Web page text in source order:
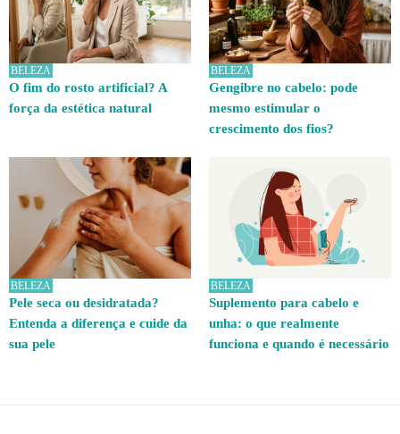
BELEZA
O fim do rosto artificial? A
força da estética natural
BELEZA
Gengibre no cabelo: pode
mesmo estimular o
crescimento dos fios?
BELEZA
Pele seca ou desidratada?
Entenda a diferença e cuide da
sua pele
BELEZA
Suplemento para cabelo e
unha: o que realmente
funciona e quando é necessário